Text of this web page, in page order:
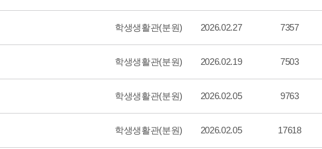
학생생활관(분원) 2026.02.27 7357
학생생활관(분원) 2026.02.19 7503
학생생활관(분원) 2026.02.05 9763
학생생활관(분원) 2026.02.05 17618